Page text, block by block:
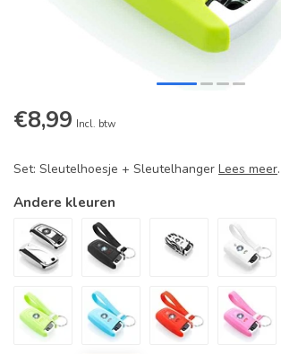
€8,99 Incl. btw
Set: Sleutelhoesje + Sleutelhanger Lees meer.
Andere kleuren